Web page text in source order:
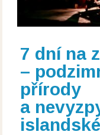
7 dní na
–
přírody
a